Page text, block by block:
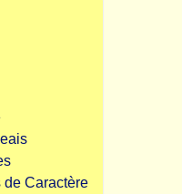
de Caractère